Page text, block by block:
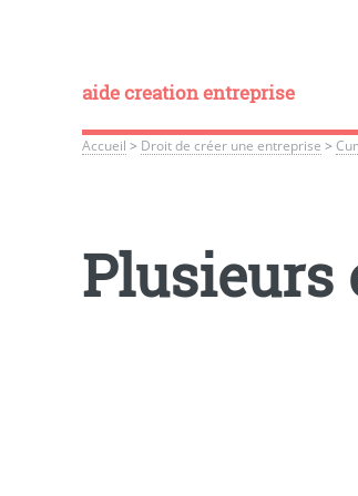
aide creation entreprise
Accueil > Droit de créer une entreprise >